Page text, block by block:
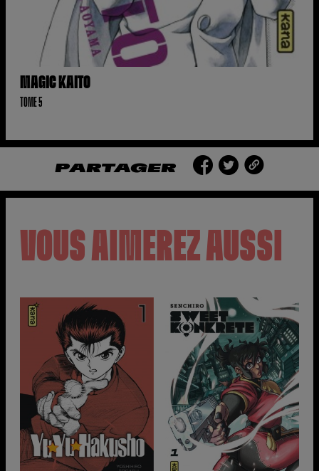
MAGIC KAITO
TOME 5
PARTAGER
VOUS AIMEREZ AUSSI